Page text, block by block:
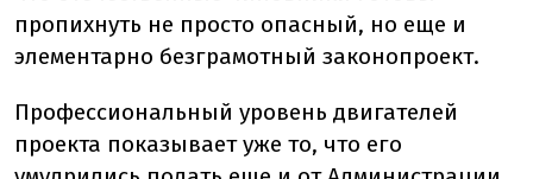
пропихнуть не просто опасный, но еще и
элементарно безграмотный законопроект.
Профессиональный уровень двигателей
проекта показывает уже то, что его